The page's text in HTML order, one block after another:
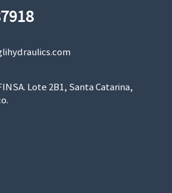
Lote 2B1, Santa Catarina,